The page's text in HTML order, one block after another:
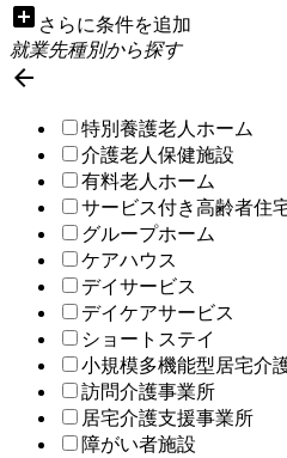
add_box さらに条件を追加
就業先種別から探す

特別養護老人ホーム
介護老人保健施設
有料老人ホーム
サービス付き高齢者住
グループホーム
ケアハウス
デイサービス
デイケアサービス
ショートステイ
小規模多機能型居宅介
訪問介護事業所
居宅介護支援事業所
障がい者施設